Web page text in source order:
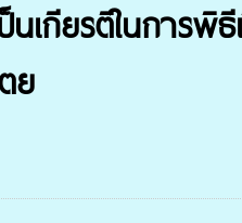
เกียรติในการ
ย